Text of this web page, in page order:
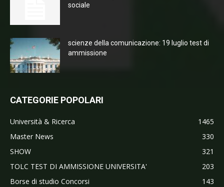
sociale
scienze della comunicazione: 19 luglio test di
ammissione
CATEGORIE POPOLARI
Università & Ricerca
1465
Master News
330
SHOW
321
TOLC TEST DI AMMISSIONE UNIVERSITA'
203
Borse di studio Concorsi
143